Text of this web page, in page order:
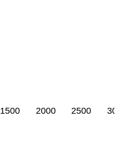
1500 2000 2500